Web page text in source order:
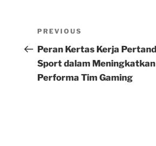
Post
navigation
Previous
Post
PREVIOUS
Peran Kertas Kerja
Sport dalam Meningkatkan
Performa Tim Gaming